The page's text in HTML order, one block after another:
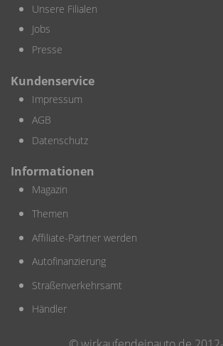
Unsere Filialen
Jobs
Presse
Kundenservice
Impressum
AGB
Datenschutz
Informationen
Magazin
Themen
Affiliate-Partner werden
Autofinanzierung
Straßenverkehrsamt
Händler